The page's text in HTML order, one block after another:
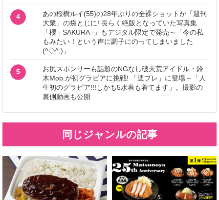
4
あの桜樹ルイ(55)の28年ぶりの全裸ショットが「週刊
大衆」の袋とじに! 長らく絶版となっていた写真集
「櫻 - SAKURA -」もデジタル限定で発売～「今の私
もみたい！という声に調子にのってしまいました
(^◇^;)」
5
お尻スポンサーも話題のNGなし破天荒アイドル・鈴
木Mob.が初グラビアに挑戦! 「週プレ」に登場～「人
生初のグラビア!!!しかも5水着も着てます」。撮影の
裏側動画も公開
同じジャンルの記事